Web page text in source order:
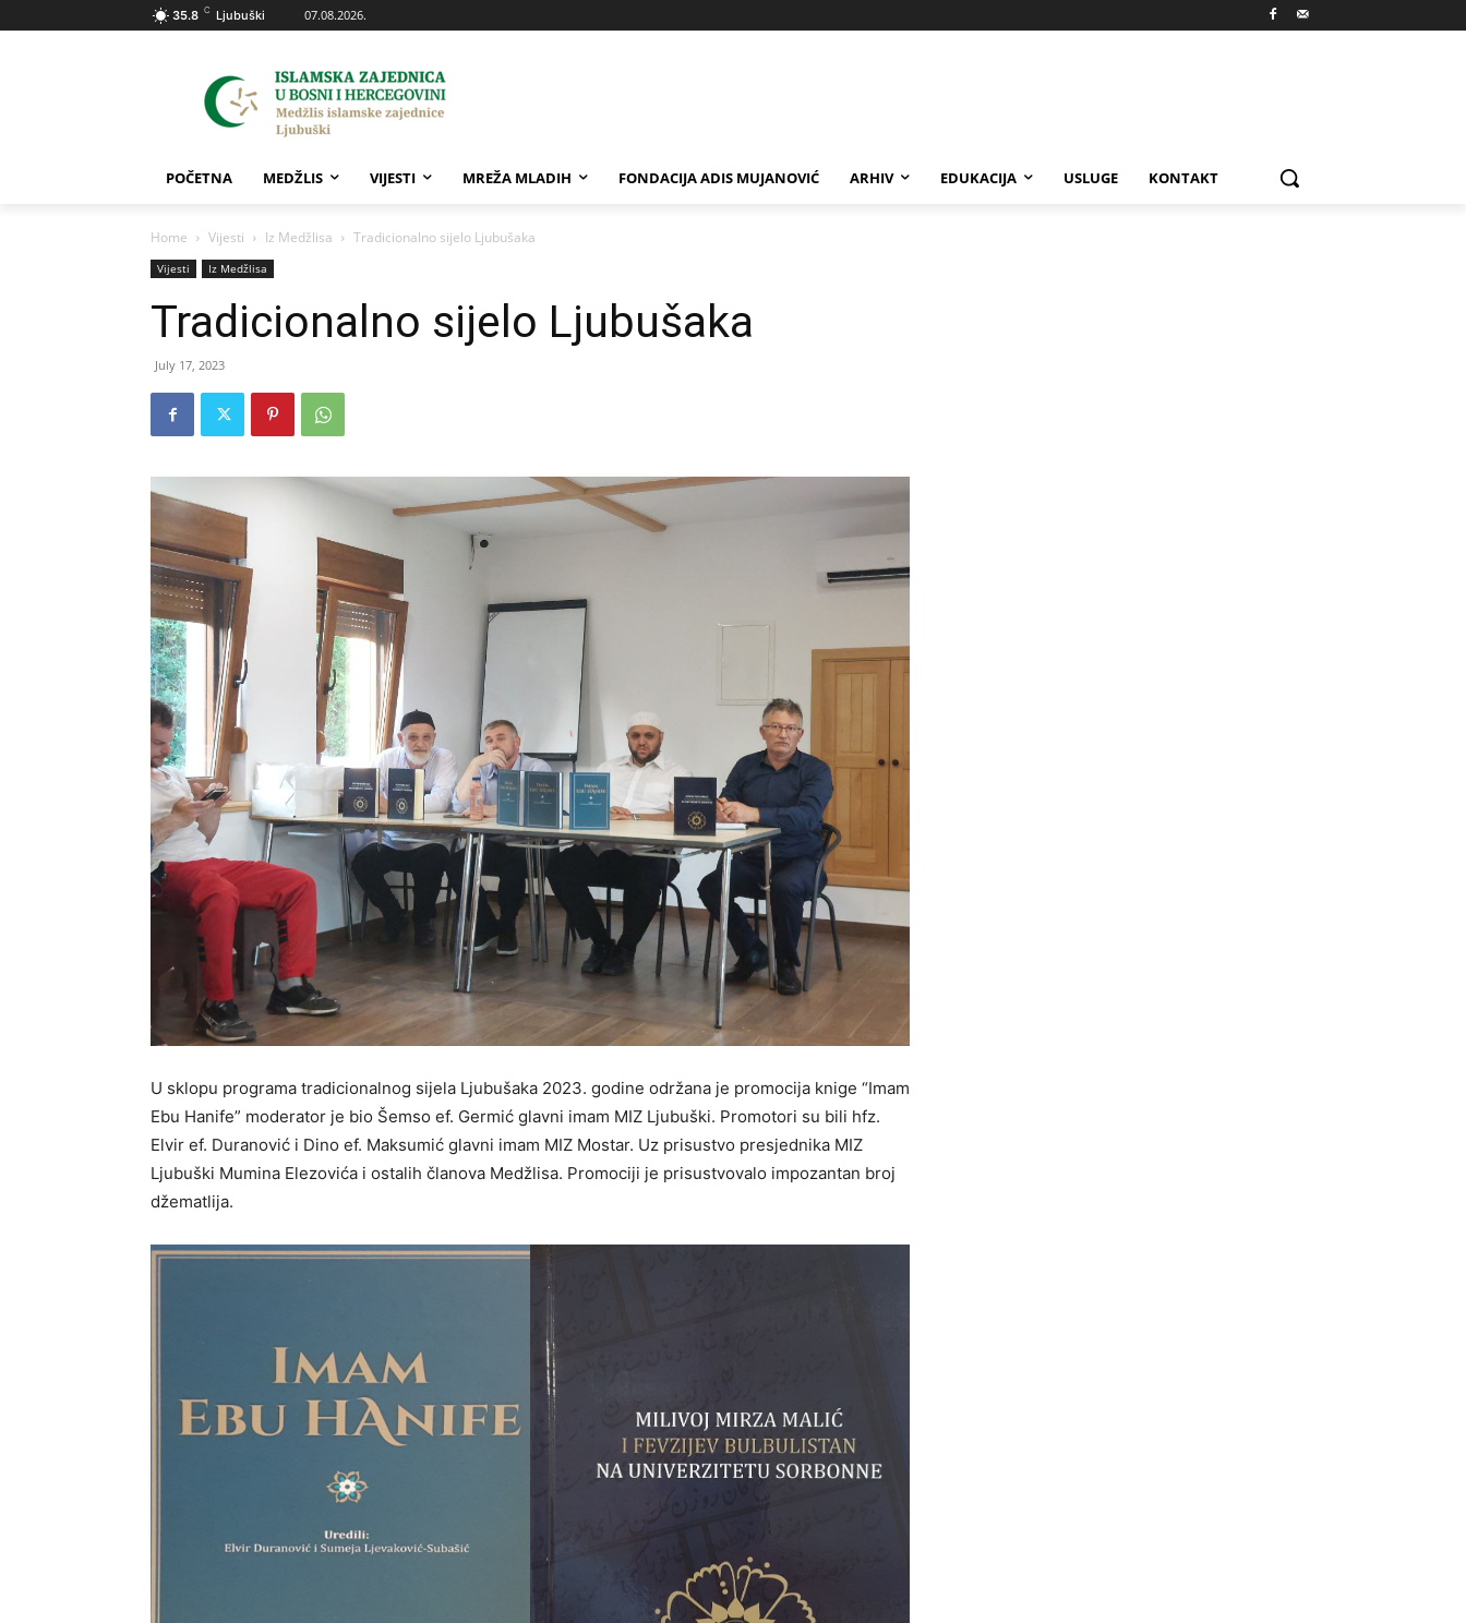
35.8 C Ljubuški 07.08.2026.
POČETNA MEDŽLIS VIJESTI MREŽA MLADIH FONDACIJA ADIS MUJANOVIĆ ARHIV EDUKACIJA USLUGE KONTAKT
Home Vijesti Iz Medžlisa Tradicionalno sijelo Ljubušaka
Vijesti Iz Medžlisa
Tradicionalno sijelo Ljubušaka
July 17, 2023
U sklopu programa tradicionalnog sijela Ljubušaka 2023. godine održana je promocija knige “Imam
Ebu Hanife” moderator je bio Šemso ef. Germić glavni imam MIZ Ljubuški. Promotori su bili hfz.
Elvir ef. Duranović i Dino ef. Maksumić glavni imam MIZ Mostar. Uz prisustvo presjednika MIZ
Ljubuški Mumina Elezovića i ostalih članova Medžlisa. Promociji je prisustvovalo impozantan broj
džematlija.